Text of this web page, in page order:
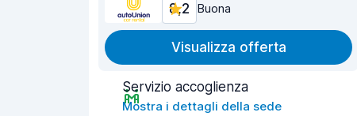
8,2 Buona
Visualizza offerta
Servizio accoglienza
Mostra i dettagli della sede